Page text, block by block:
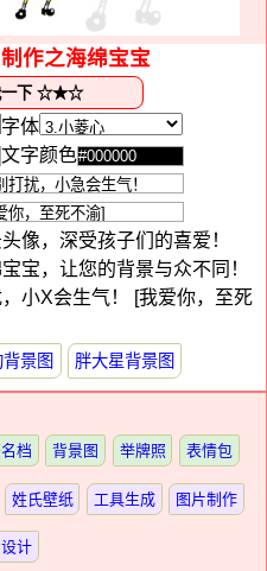
作之海绵宝宝
字体
文字颜色
像，深受孩子们的喜爱！
宝，让您的背景与众不同！
小X会生气！ [我爱你，至死
景图 胖大星背景图
档 背景图 举牌照 表情包
姓氏壁纸 工具生成 图片制作
计